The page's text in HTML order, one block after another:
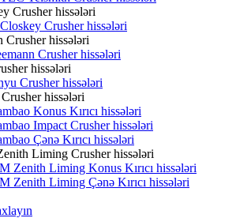
Crusher hissələri
Crusher hissələri
Crusher hissələri
Crusher hissələri
hissələri
Crusher hissələri
hissələri
Konus Kırıcı hissələri
Impact Crusher hissələri
Çənə Kırıcı hissələri
Liming Crusher hissələri
Zenith Liming Konus Kırıcı hissələri
Zenith Liming Çənə Kırıcı hissələri